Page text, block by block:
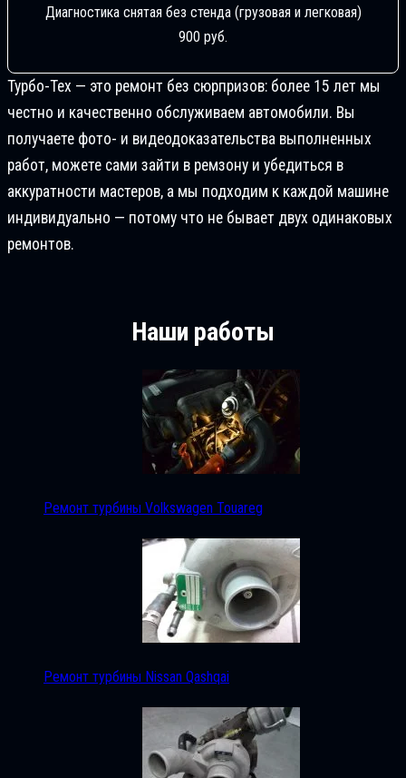
Диагностика снятая без стенда (грузовая и легковая)
900 руб.
Турбо-Тех — это ремонт без сюрпризов: более 15 лет мы
честно и качественно обслуживаем автомобили. Вы
получаете фото- и видеодоказательства выполненных
работ, можете сами зайти в ремзону и убедиться в
аккуратности мастеров, а мы подходим к каждой машине
индивидуально — потому что не бывает двух одинаковых
ремонтов.
Наши работы
Ремонт турбины Volkswagen Touareg
Ремонт турбины Nissan Qashqai